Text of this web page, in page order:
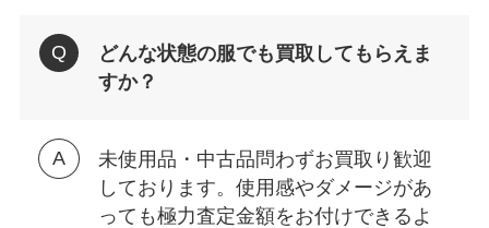
どんな状態の服でも買取してもらえま
すか？
未使用品・中古品問わずお買取り歓迎
しております。使用感やダメージがあ
っても極力査定金額をお付けできるよ